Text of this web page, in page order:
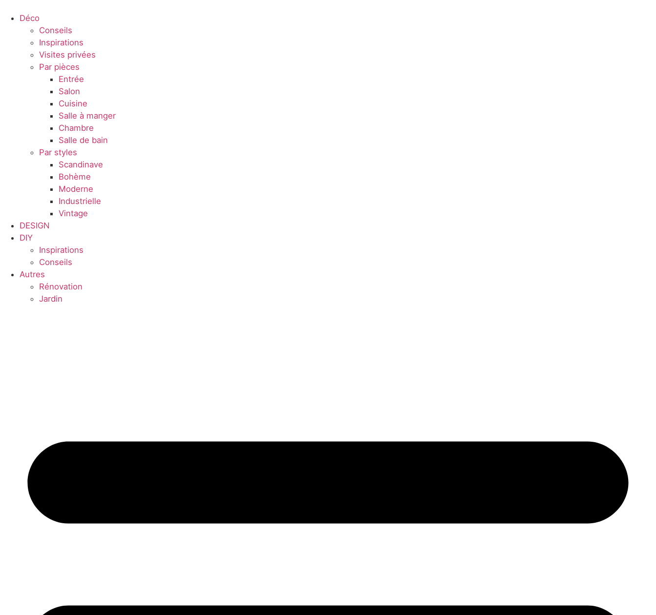
Déco
Conseils
Inspirations
Visites privées
Par pièces
Entrée
Salon
Cuisine
Salle à manger
Chambre
Salle de bain
Par styles
Scandinave
Bohème
Moderne
Industrielle
Vintage
DESIGN
DIY
Inspirations
Conseils
Autres
Rénovation
Jardin